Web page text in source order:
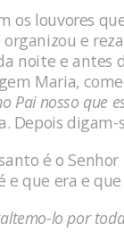
os louvores
organizou e
noite e antes
Maria,
Pai nosso que
Depois digam-
é o
e que era e que
lo por